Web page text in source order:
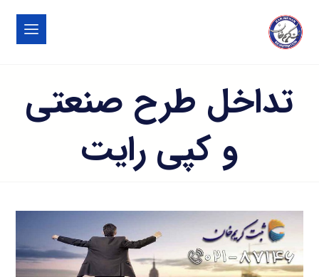
تداخل طرح صنعتی
و کپی رایت